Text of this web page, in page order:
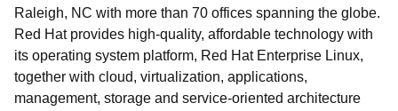
Raleigh, NC with more than 70 offices spanning the globe.
Red Hat provides high-quality, affordable technology with
its operating system platform, Red Hat Enterprise Linux,
together with cloud, virtualization, applications,
management, storage and service-oriented architecture